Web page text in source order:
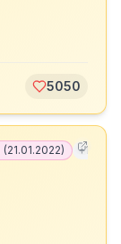
5050
(21.01.2022) +11